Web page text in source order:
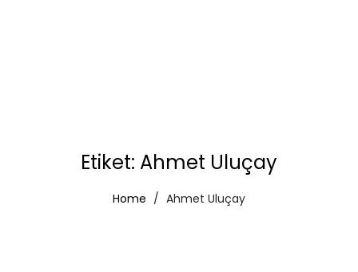
Etiket: Ahmet Uluçay
Home Ahmet Uluçay